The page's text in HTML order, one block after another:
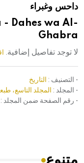
هيئة الموسوعةداحس وغبراء
- Dahes wa Al-
Ghabra
لا توجد تفاصيل إضافية.
- التصنيف : التاريخ
- المجلد : المجلد التاسع، طبعة 2004،
- رقم الصفحة ضمن المجلد :